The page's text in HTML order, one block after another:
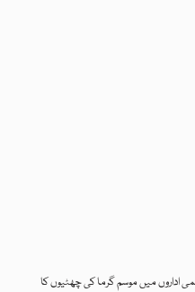
میں موسم گرما کی چھٹیوں کا